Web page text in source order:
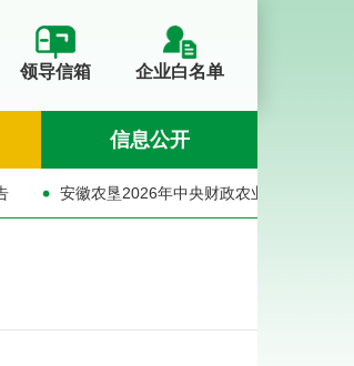
领导信箱 企业白名单
信息公开
安徽农垦2026年中央财政农业社会化服务项目服务主体遴选结果的公示